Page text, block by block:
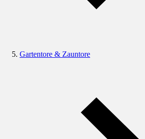
Gartentore & Zauntore